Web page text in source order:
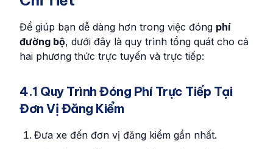
Để giúp bạn dễ dàng hơn trong việc đóng phí
đường bộ, dưới đây là quy trình tổng quát cho cả
hai phương thức trực tuyến và trực tiếp:
4.1 Quy Trình Đóng Phí Trực Tiếp Tại
Đơn Vị Đăng Kiểm
Đưa xe đến đơn vị đăng kiểm gần nhất.